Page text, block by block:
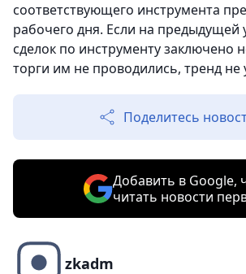
соответствующего инструмента
рабочего дня. Если на предыдущей
сделок по инструменту заключено
торги им не проводились, тренд не
Поделитесь
Добавить в Google,
читать новости
zkadm